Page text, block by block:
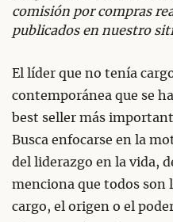
comisión por compras
publicados en nuestro
El líder que no tenía
contemporánea que se
best seller más
Busca enfocarse en la
del liderazgo en la vida,
menciona que todos
cargo, el origen o el